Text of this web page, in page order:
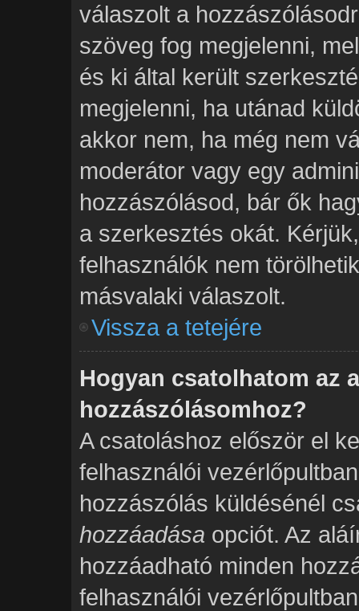
válaszolt a
szöveg fog megjelenni,
és ki által került
megjelenni, ha utánad
akkor nem, ha még nem
moderátor vagy egy
hozzászólásod, bár ők
a szerkesztés okát.
felhasználók nem
másvalaki válaszolt.
Vissza a tetejére
Hogyan csatolhatom az
hozzászólásomhoz?
A csatoláshoz először el
felhasználói
hozzászólás küldésénél
hozzáadása opciót. Az
hozzáadható minden
felhasználói